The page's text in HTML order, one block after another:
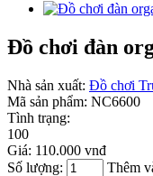
Đồ chơi đàn
Nhà sản xuất: Đồ chơi
Mã sản phẩm: NC6600
Tình trạng:
100
Giá: 110.000 vnđ
Số lượng:
Thêm